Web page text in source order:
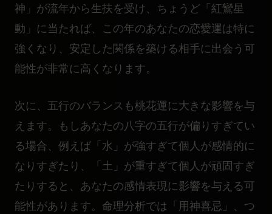
神」が流年から生扶を受け、ちょうど「紅鸞星
動」に当たれば、この年のあなたの恋愛運は特に
強くなり、安定した関係を築ける相手に出会う可
能性が非常に高くなります。
次に、五行のバランスも桃花運に大きな影響を与
えます。もしあなたの八字の五行が偏りすぎてい
る場合、例えば「水」が強すぎて個人が感情的に
なりすぎたり、「土」が重すぎて個人が頑固すぎ
たりすると、あなたの感情表現に影響を与える可
能性があります。命理分析では「用神喜忌」、つ